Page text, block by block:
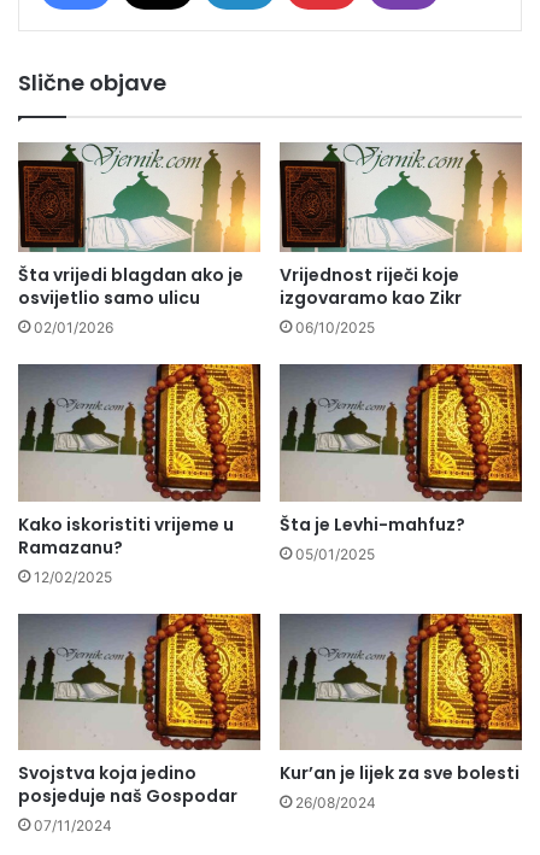
Slične objave
Šta vrijedi blagdan ako je
osvijetlio samo ulicu
02/01/2026
Vrijednost riječi koje
izgovaramo kao Zikr
06/10/2025
Kako iskoristiti vrijeme u
Ramazanu?
12/02/2025
Šta je Levhi-mahfuz?
05/01/2025
Svojstva koja jedino
posjeduje naš Gospodar
07/11/2024
Kur’an je lijek za sve bolesti
26/08/2024